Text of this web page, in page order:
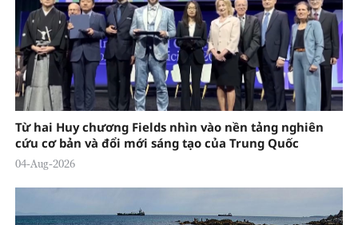
Từ hai Huy chương Fields nhìn vào nền tảng nghiên
cứu cơ bản và đổi mới sáng tạo của Trung Quốc
04-Aug-2026